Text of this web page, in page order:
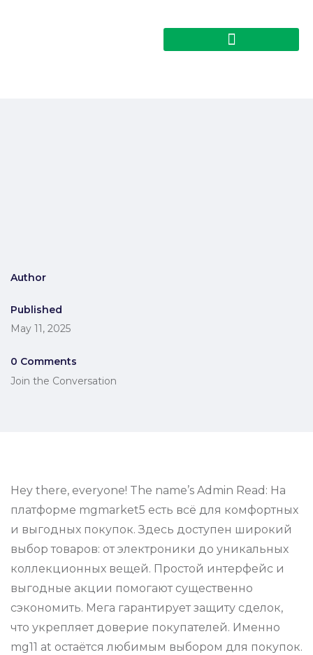
Author
Published
May 11, 2025
0 Comments
Join the Conversation
Hey there, everyone! The name’s Admin Read: На
платформе mgmarket5 есть всё для комфортных
и выгодных покупок. Здесь доступен широкий
выбор товаров: от электроники до уникальных
коллекционных вещей. Простой интерфейс и
выгодные акции помогают существенно
сэкономить. Мега гарантирует защиту сделок,
что укрепляет доверие покупателей. Именно
mg11 at остаётся любимым выбором для покупок.